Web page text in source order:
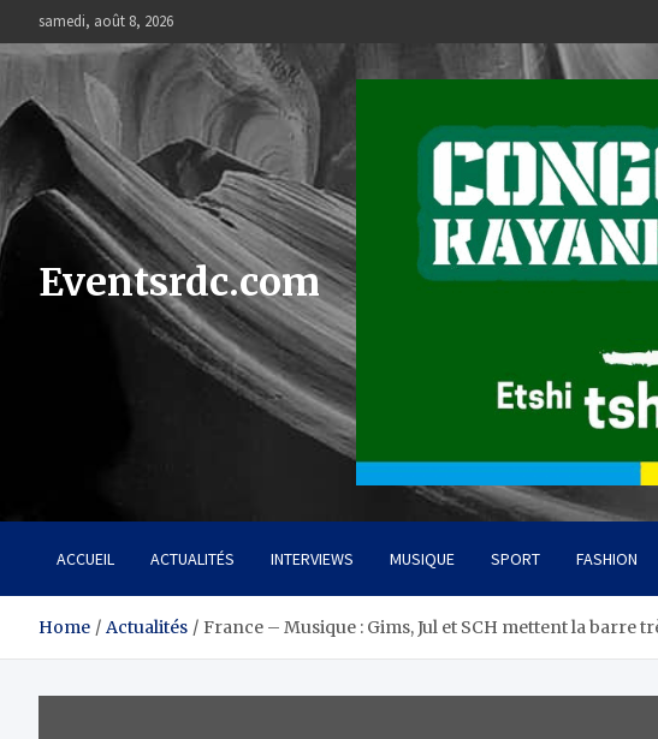
to
content
samedi, août 8, 2026
Eventsrdc.com
ACCUEIL ACTUALITÉS INTERVIEWS MUSIQUE SPORT FASHION
Home Actualités France – Musique : Gims, Jul et SCH mettent la barre